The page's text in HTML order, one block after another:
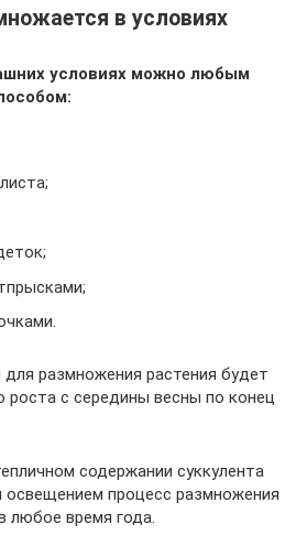
в условиях
условиях можно любым
размножения растения будет
роста с середины весны по конец
содержании суккулента
процесс размножения
любое время года.